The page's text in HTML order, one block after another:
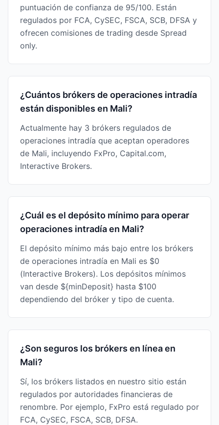
puntuación de confianza de 95/100. Están
regulados por FCA, CySEC, FSCA, SCB, DFSA y
ofrecen comisiones de trading desde Spread
only.
¿Cuántos brókers de operaciones intradía
están disponibles en Mali?
Actualmente hay 3 brókers regulados de
operaciones intradía que aceptan operadores
de Mali, incluyendo FxPro, Capital.com,
Interactive Brokers.
¿Cuál es el depósito mínimo para operar
operaciones intradía en Mali?
El depósito mínimo más bajo entre los brókers
de operaciones intradía en Mali es $0
(Interactive Brokers). Los depósitos mínimos
van desde ${minDeposit} hasta $100
dependiendo del bróker y tipo de cuenta.
¿Son seguros los brókers en línea en
Mali?
Sí, los brókers listados en nuestro sitio están
regulados por autoridades financieras de
renombre. Por ejemplo, FxPro está regulado por
FCA, CySEC, FSCA, SCB, DFSA.